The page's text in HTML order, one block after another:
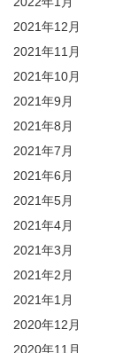
2021年12月
2021年11月
2021年10月
2021年9月
2021年8月
2021年7月
2021年6月
2021年5月
2021年4月
2021年3月
2021年2月
2021年1月
2020年12月
2020年11月